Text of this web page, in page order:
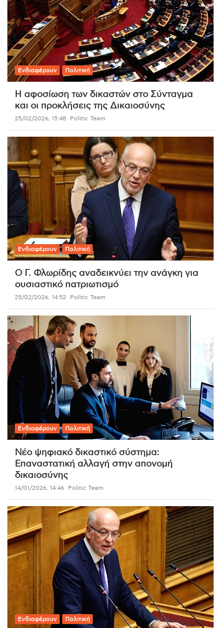
Ενδιαφέρουν Πολιτική
Η αφοσίωση των δικαστών στο Σύνταγμα
και οι προκλήσεις της Δικαιοσύνης
25/02/2026, 15:48 Politic Team
Ενδιαφέρουν Πολιτική
Ο Γ. Φλωρίδης αναδεικνύει την ανάγκη για
ουσιαστικό πατριωτισμό
25/02/2026, 14:52 Politic Team
Ενδιαφέρουν Πολιτική
Νέο ψηφιακό δικαστικό σύστημα:
Επαναστατική αλλαγή στην απονομή
δικαιοσύνης
14/01/2026, 14:46 Politic Team
Ενδιαφέρουν Πολιτική